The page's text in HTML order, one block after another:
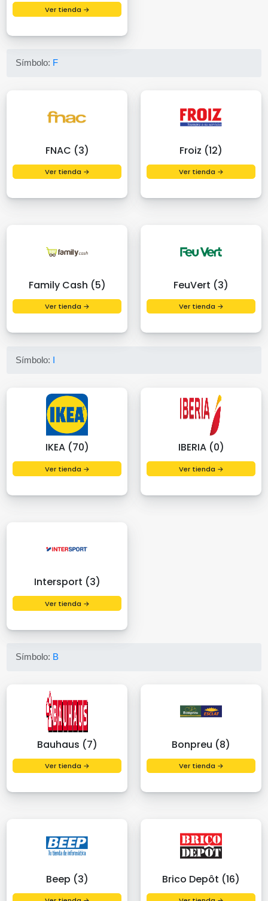
Ver tienda →
Símbolo: F
FNAC (3)
Ver tienda →
Froiz (12)
Ver tienda →
Family Cash (5)
Ver tienda →
FeuVert (3)
Ver tienda →
Símbolo: I
IKEA (70)
Ver tienda →
IBERIA (0)
Ver tienda →
Intersport (3)
Ver tienda →
Símbolo: B
Bauhaus (7)
Ver tienda →
Bonpreu (8)
Ver tienda →
Beep (3) Brico Depôt (16)